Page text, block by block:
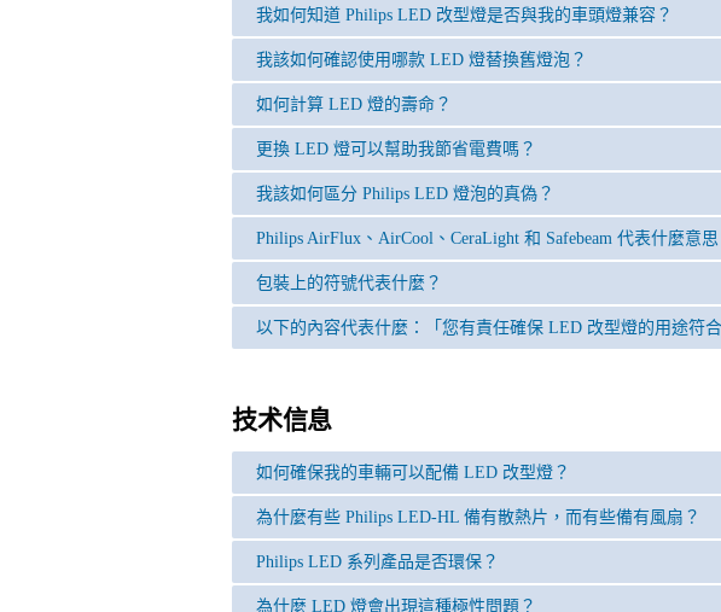
我如何知道 Philips LED 改型燈是否與我的車頭燈兼容？
我該如何確認使用哪款 LED 燈替換舊燈泡？
如何計算 LED 燈的壽命？
更換 LED 燈可以幫助我節省電費嗎？
我該如何區分 Philips LED 燈泡的真偽？
Philips AirFlux、AirCool、CeraLight 和 Safebeam 代表什麼意思
包裝上的符號代表什麼？
以下的內容代表什麼：「您有責任確保 LED 改型燈的用途符
技术信息
如何確保我的車輛可以配備 LED 改型燈？
為什麼有些 Philips LED-HL 備有散熱片，而有些備有風扇？
Philips LED 系列產品是否環保？
為什麼 LED 燈會出現這種極性問題？